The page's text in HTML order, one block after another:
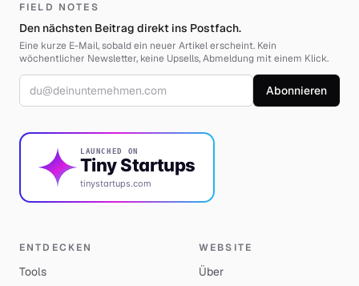
FIELD NOTES
Den nächsten Beitrag direkt ins Postfach.
Eine kurze E-Mail, sobald ein neuer Artikel erscheint. Kein
wöchentlicher Newsletter, keine Upsells, Abmeldung mit einem Klick.
E-Mail-Adresse Abonnieren
LAUNCHED ON
Tiny Startups
tinystartups.com
ENTDECKEN
Tools
WEBSITE
Über